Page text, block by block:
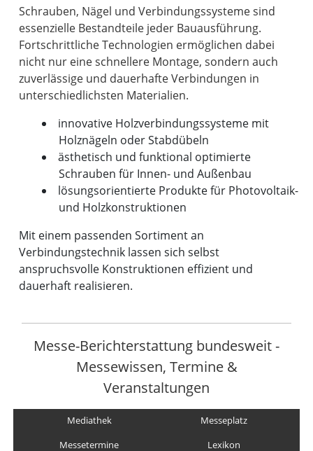
Schrauben, Nägel und Verbindungssysteme sind
essenzielle Bestandteile jeder Bauausführung.
Fortschrittliche Technologien ermöglichen dabei
nicht nur eine schnellere Montage, sondern auch
zuverlässige und dauerhafte Verbindungen in
innovative Holzverbindungssysteme mit
Holznägeln oder Stabdübeln
ästhetisch und funktional optimierte
Schrauben für Innen- und Außenbau
lösungsorientierte Produkte für Photovoltaik-
und Holzkonstruktionen
Mit einem passenden Sortiment an
Verbindungstechnik lassen sich selbst
anspruchsvolle Konstruktionen effizient und
dauerhaft realisieren.
Messe-Berichterstattung bundesweit -
Messewissen, Termine &
Veranstaltungen
Mediathek
Messeplatz
Messetermine
Lexikon